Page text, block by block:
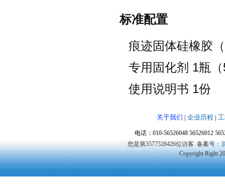
标准配置
痕迹固体硅橡胶
专用固化剂 1瓶
使用说明书 1份
关于我们 | 企业历程 |
电话：010-56526048 56526012
您是第3577528426位访客 备案号：
Copyright Right